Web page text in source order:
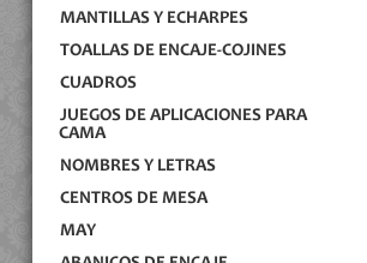
MANTILLAS Y ECHARPES
TOALLAS DE ENCAJE-COJINES
CUADROS
JUEGOS DE APLICACIONES PARA
CAMA
NOMBRES Y LETRAS
CENTROS DE MESA
MAY